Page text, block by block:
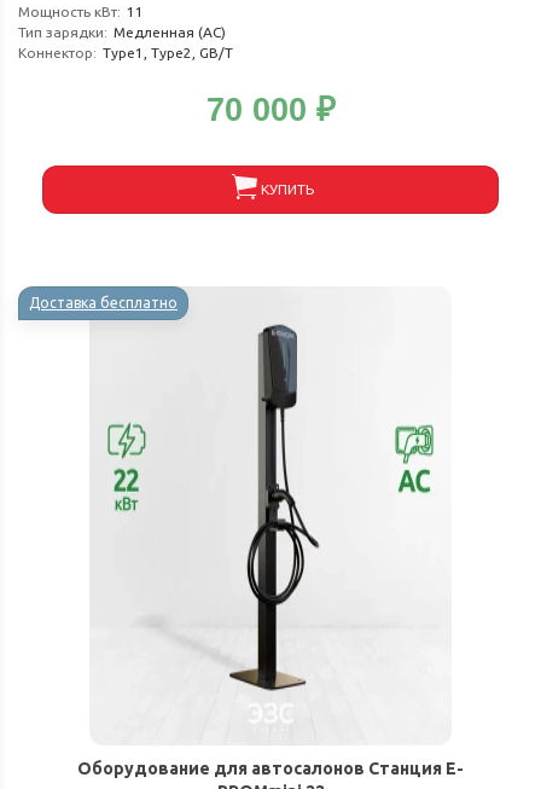
Мощность кВт: 11
Тип зарядки: Медленная (АС)
Коннектор: Type1, Type2, GB/T
70 000 ₽
КУПИТЬ
Доставка бесплатно
Оборудование для автосалонов Станция E-